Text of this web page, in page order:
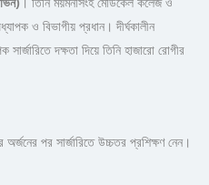
ও বিভাগীয় প্রধান। দীর্ঘকালীন
দক্ষতা দিয়ে তিনি হাজারো রোগীর
পর সার্জারিতে উচ্চতর প্রশিক্ষণ নেন।